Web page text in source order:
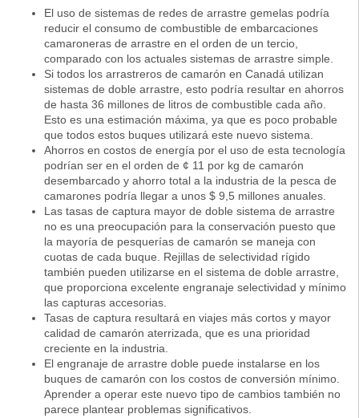
El uso de sistemas de redes de arrastre gemelas podría
reducir el consumo de combustible de embarcaciones
camaroneras de arrastre en el orden de un tercio,
comparado con los actuales sistemas de arrastre simple.
Si todos los arrastreros de camarón en Canadá utilizan
sistemas de doble arrastre, esto podría resultar en ahorros
de hasta 36 millones de litros de combustible cada año.
Esto es una estimación máxima, ya que es poco probable
que todos estos buques utilizará este nuevo sistema.
Ahorros en costos de energía por el uso de esta tecnología
podrían ser en el orden de ¢ 11 por kg de camarón
desembarcado y ahorro total a la industria de la pesca de
camarones podría llegar a unos $ 9,5 millones anuales.
Las tasas de captura mayor de doble sistema de arrastre
no es una preocupación para la conservación puesto que
la mayoría de pesquerías de camarón se maneja con
cuotas de cada buque. Rejillas de selectividad rígido
también pueden utilizarse en el sistema de doble arrastre,
que proporciona excelente engranaje selectividad y mínimo
las capturas accesorias.
Tasas de captura resultará en viajes más cortos y mayor
calidad de camarón aterrizada, que es una prioridad
creciente en la industria.
El engranaje de arrastre doble puede instalarse en los
buques de camarón con los costos de conversión mínimo.
Aprender a operar este nuevo tipo de cambios también no
parece plantear problemas significativos.